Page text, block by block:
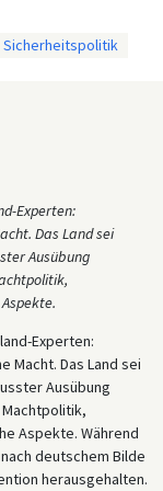
Sicherheitspolitik
Experten:
Das Land sei
Ausübung
Experten:
Macht. Das Land sei
Ausübung
Aspekte. Während
deutschem Bilde
herausgehalten.